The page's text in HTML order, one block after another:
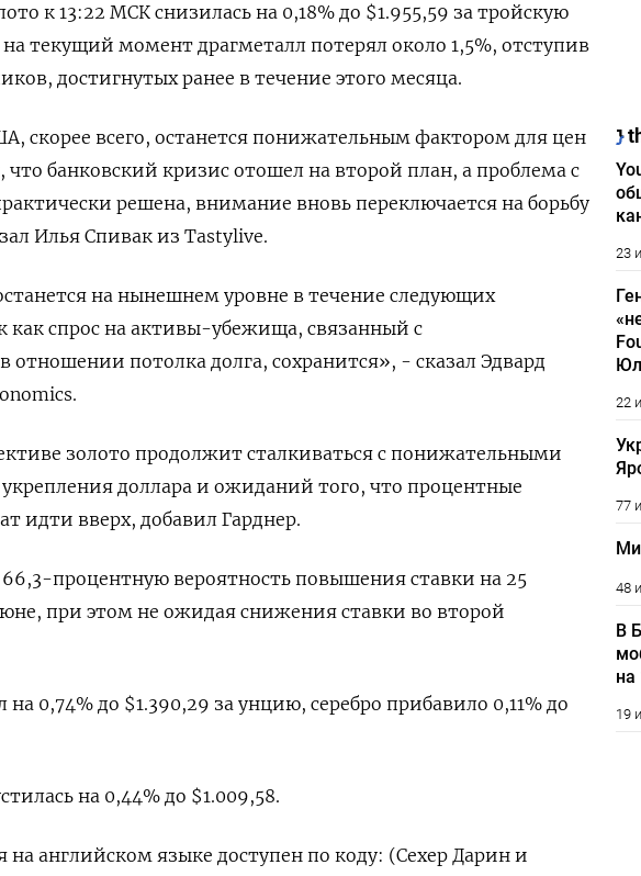
к 13:22 МСК снизилась на 0,18% до $1.955,59​ за тройскую
текущий момент драгметалл потерял около 1,5%, отступив
достигнутых ранее в течение этого месяца.
скорее всего, останется понижательным фактором для цен
что банковский кризис отошел на второй план, а проблема с
решена, внимание вновь переключается на борьбу
Илья Спивак из Tastylive.
на нынешнем уровне в течение следующих
как спрос на активы-убежища, связанный с
отношении потолка долга, сохранится», - сказал Эдвард
золото продолжит сталкиваться с понижательными
доллара и ожиданий того, что процентные
идти вверх, добавил Гарднер.
процентную вероятность повышения ставки на 25
при этом не ожидая снижения ставки во второй
0,74% до $1.390,29​​ за унцию, серебро прибавило 0,11% до
на 0,44% до $1.009,58.
английском языке доступен по коду: (Сехер Дарин и